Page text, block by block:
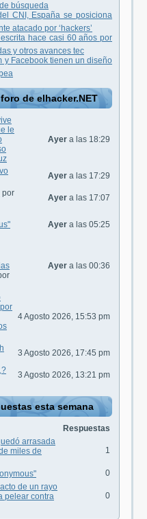
búsqueda
CNI, España se posiciona
atacado por ‘hackers’
hace casi 60 años por
y otros avances tec
y Facebook tienen un diseño
de elhacker.NET
le
Ayer a las 18:29
Ayer a las 17:29
por
Ayer a las 17:07
Ayer a las 05:25
Ayer a las 00:36
4 Agosto 2026, 15:53 pm
3 Agosto 2026, 17:45 pm
3 Agosto 2026, 13:21 pm
esta semana
Respuestas
arrasada
miles de
1
0
de un rayo
pelear contra
0